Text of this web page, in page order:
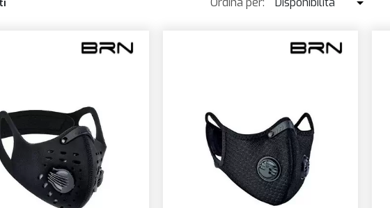
Più venduto ↓
Prezzo ↓
Nome
Novità